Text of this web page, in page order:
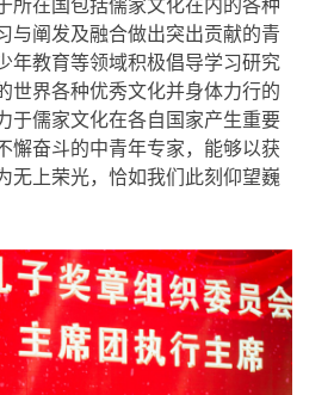
所在国包括儒家文化在内的各种
与阐发及融合做出突出贡献的青
年教育等领域积极倡导学习研究
世界各种优秀文化并身体力行的
于儒家文化在各自国家产生重要
懈奋斗的中青年专家，能够以获
无上荣光，恰如我们此刻仰望巍